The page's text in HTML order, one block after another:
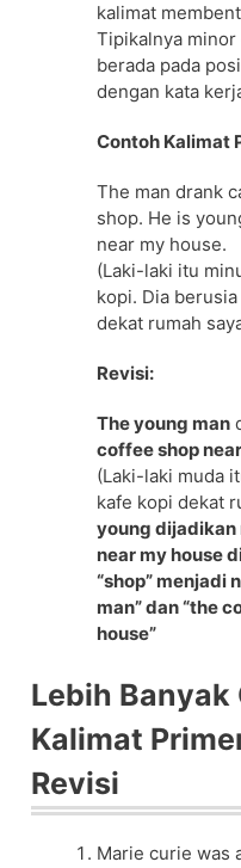
kalimat
Tipikalnya
berada pada
dengan kata
Contoh Kalimat
The man drank
shop. He is
near my house.
(Laki-laki itu
kopi. Dia
dekat rumah
Revisi:
The young man
coffee shop
(Laki-laki muda
kafe kopi dekat
young dijadikan
near my house
“shop” menjadi
man” dan “the
house”
Lebih Banyak
Kalimat
Revisi
Marie curie was